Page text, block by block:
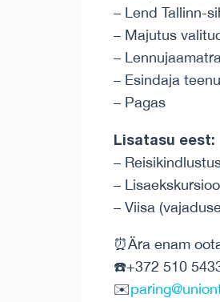
– Lend Tallinn-
– Majutus
–
– Esindaja
– Pagas
Lisatasu eest:
–
–
– Viisa
⏰Ära enam
☎️+372 510
✉️